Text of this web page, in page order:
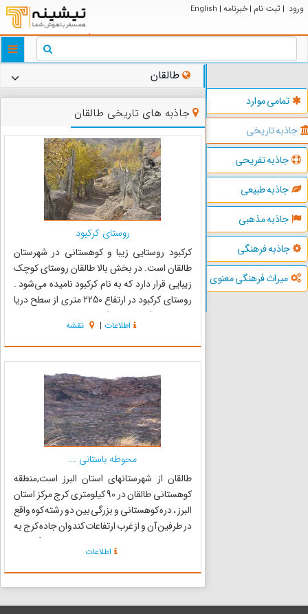
ورود | ثبت نام | خبرنامه |
English
تمامی موارد
جاذبه تاریخی
جاذبه تفریحی
جاذبه طبیعی
جاذبه مذهبی
جاذبه فرهنگی
میراث فرهنگی معنوی
طالقان
جاذبه های تاریخی طالقان
روستای کرکبود
کرکبود روستایی زیبا و کوهستانی در شهرستان
طالقان است. در بخش بالا طالقان روستای کوچک
زیبایی قرار دارد که به نام کرکبود نامیده می‌شود .
روستای کرکبود در ارتفاع 2250 متری از سطح دریا
قرار دارد و آب و هوای آن در تابستان معتدل و در
زمستان سرد و خشک است. رودخانه کرکبود از کنار
روستا عبور...
اطلاعات | نقشه
محوطه باستانی ...
طالقان از شهرستانهای استان البرز است,منطقه
کوهستانی طالقان در 90 کیلومتری کرج مرکز استان
البرز ، دره کوهستانی و بزرگی بین دو رشته کوه واقع
در طرفین آن و از غرب ارتفاعات کندوان جاده کرج به
چالوس تا 40 کیلومتری شرق قزوین گسترده
است.این شهرستان از سه بخش پایین طالقان، میان
طالقان و بالا طا...
اطلاعات